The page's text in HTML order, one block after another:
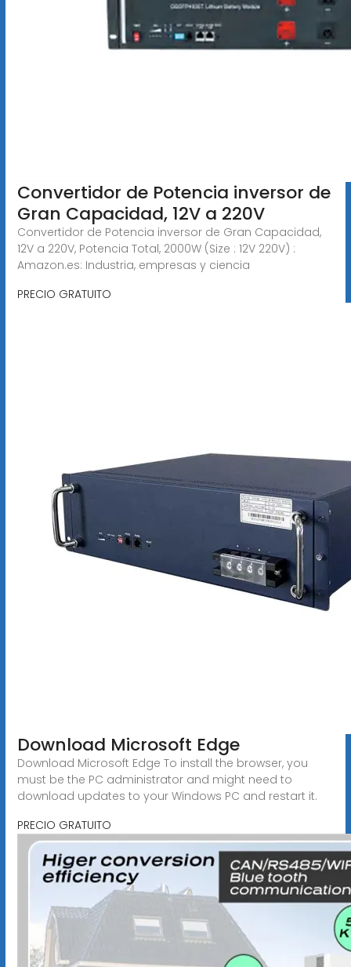
Convertidor de Potencia inversor de
Gran Capacidad, 12V a 220V
Convertidor de Potencia inversor de Gran Capacidad,
12V a 220V, Potencia Total, 2000W (Size : 12V 220V) :
Amazon.es: Industria, empresas y ciencia
PRECIO GRATUITO
Download Microsoft Edge
Download Microsoft Edge To install the browser, you
must be the PC administrator and might need to
download updates to your Windows PC and restart it.
PRECIO GRATUITO